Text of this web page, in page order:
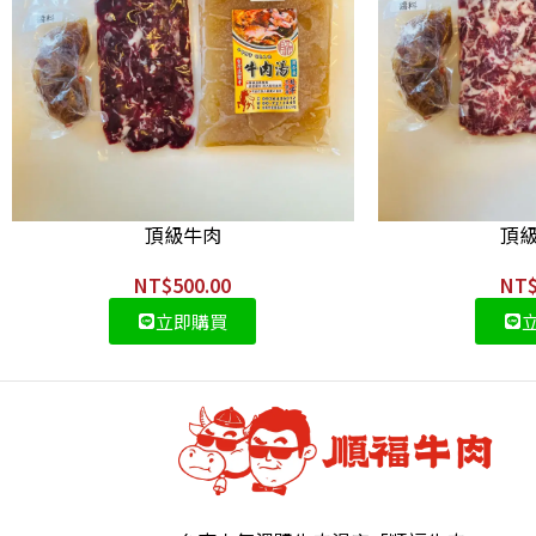
頂級牛肉
NT$500.00
立即購買
頂